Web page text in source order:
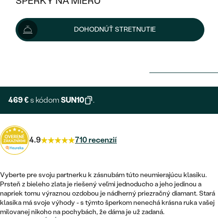
KOMBINOVANÉ ZLATO
PODĽA ŠTÝLU
ETERNITY
VYKROJENÉ
VINTAGE
NETRADIČNÉ
TEPANÉ
POSTRANNÉ DRAHOKAMY
HALO
VINTAGE
SET ZÁSNUBNÉHO PRSTEŇA A
NETRADIČNÉ
ZOSTAVTE SI PRSTEŇ
ZAČAŤ S PRSTEŇOM
VÝPREDAJ
ŠPERKY ČO POMÁHAJÚ
NÁUŠNICE
PRSTENE
PRÍVESKY
SETY
PÁNSKE ŠPERKY
PLATINOVÉ
NAPICHOVACIE
MINIMALISTICKÉ
VISIACE
SOLITÉR
V TVARE SRDCA
ZLATÉ
STRIEBORNÉ
PODĽA ŠTÝLU
SOLITÉR
NARODENIE DIEŤAŤA
SO ZNAMENÍM ZVEROKRUHU
MINIMALISTICKÉ
VÝPREDAJ
STRIEBORNÉ
PODĽA ŠTÝLU
ETERNITY
MINIMALISTICKÉ
DOHODNÚŤ STRETNUTIE
521 €
469 €s kódom SUN10 .
4.9 710 recenzií
Vyberte pre svoju partnerku k zásnubám túto neumierajúcu klasiku.
Prsteň z bieleho zlata je riešený veľmi jednoducho a jeho jedinou a
napriek tomu výraznou ozdobou je nádherný priezračný diamant. Stará
klasika má svoje výhody - s týmto šperkom nenechá krásna ruka vašej
milovanej nikoho na pochybách, že dáma je už zadaná.